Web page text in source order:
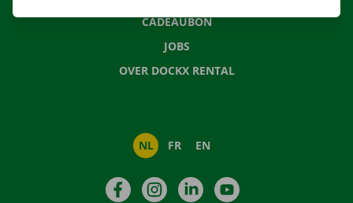
CADEAUBON
JOBS
OVER DOCKX RENTAL
NL FR EN
FacebookInstagramLinkedIn